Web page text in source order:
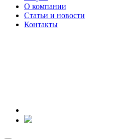
О компании
Статьи и новости
Контакты